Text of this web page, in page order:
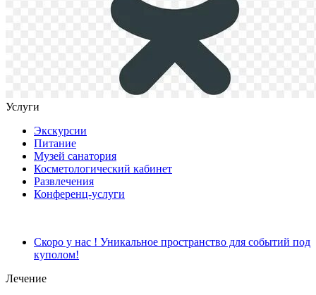
Услуги
Экскурсии
Питание
Музей санатория
Косметологический кабинет
Развлечения
Конференц-услуги
Скоро у нас ! Уникальное пространство для событий под
куполом!
Лечение